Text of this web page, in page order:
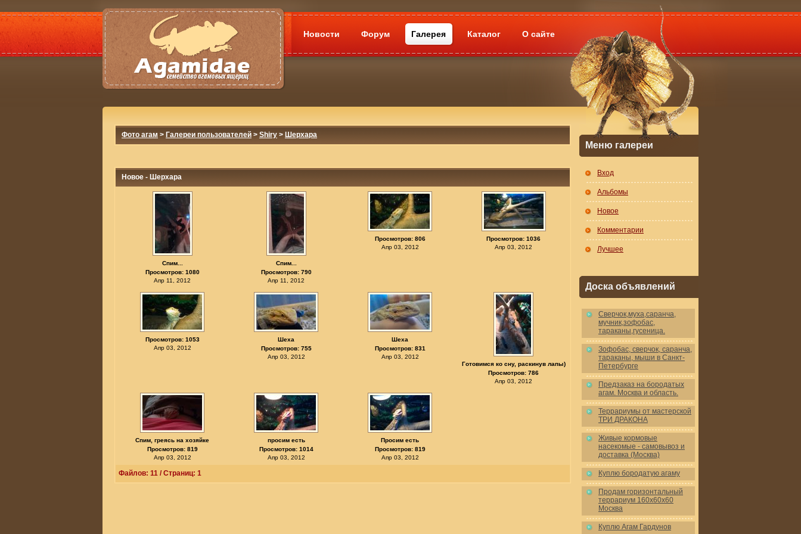
Новости Форум Галерея Каталог О сайте
Фото агам > Галереи пользователей > Shiry > Шерхара
Новое - Шерхара
Спим...
Просмотров: 1080
Апр 11, 2012
Спим...
Просмотров: 790
Апр 11, 2012
Просмотров: 806
Апр 03, 2012
Просмотров: 1036
Апр 03, 2012
Просмотров: 1053
Апр 03, 2012
Шеха
Просмотров: 755
Апр 03, 2012
Шеха
Просмотров: 831
Апр 03, 2012
Готовимся ко сну, раскинув лапы)
Просмотров: 786
Апр 03, 2012
Спим, греясь на хозяйке
Просмотров: 819
Апр 03, 2012
просим есть
Просмотров: 1014
Апр 03, 2012
Просим есть
Просмотров: 819
Апр 03, 2012
Файлов: 11 / Страниц: 1
Меню галереи
Вход
Альбомы
Новое
Комментарии
Лучшее
Доска объявлений
Cверчок,муха,саранча,
мучник,зофобас,
тараканы,гусеница.
Зофобас, сверчок, саранча,
тараканы, мыши в Санкт-
Петербурге
Предзаказ на бородатых
агам. Москва и область.
Террариумы от мастерской
ТРИ ДРАКОНА
Живые кормовые
насекомые - самовывоз и
доставка (Москва)
Куплю бородатую агаму
Продам горизонтальный
террариум 160x60x60
Москва
Куплю Агам Гардунов